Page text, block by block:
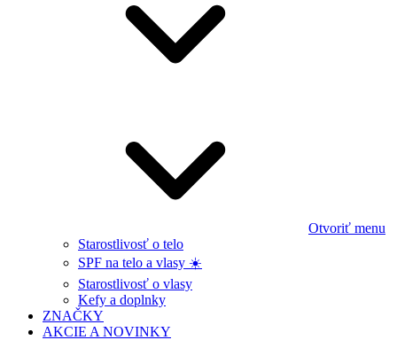
Otvoriť menu
Starostlivosť o telo
SPF na telo a vlasy ☀️
Starostlivosť o vlasy
Kefy a doplnky
ZNAČKY
AKCIE A NOVINKY